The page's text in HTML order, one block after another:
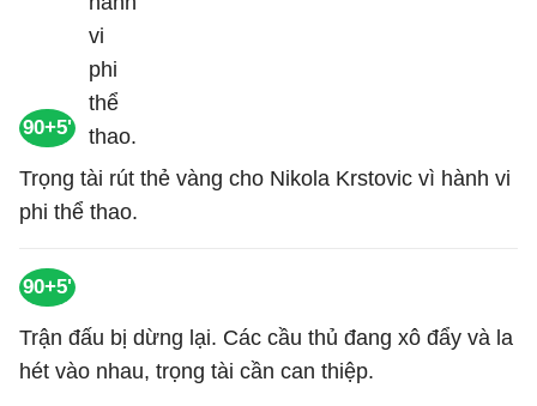
90+5'
Trọng tài rút thẻ vàng cho Nikola Krstovic vì hành vi
phi thể thao.
90+5'
Trận đấu bị dừng lại. Các cầu thủ đang xô đẩy và la
hét vào nhau, trọng tài cần can thiệp.